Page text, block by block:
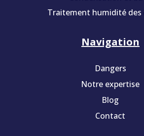
Traitement humidité des
Navigation
Dangers
Notre expertise
Blog
Contact